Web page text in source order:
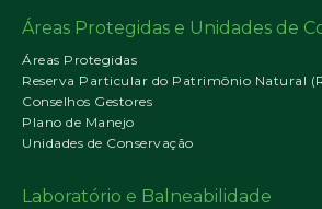
Áreas Protegidas e Unidades de
Áreas Protegidas
Reserva Particular do Patrimônio Natural
Conselhos Gestores
Plano de Manejo
Unidades de Conservação
Laboratório e Balneabilidade